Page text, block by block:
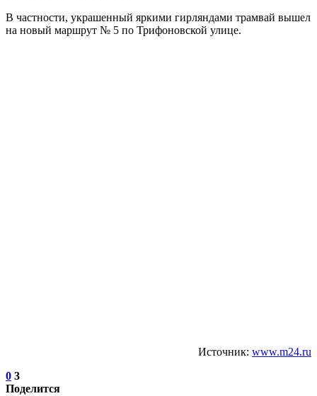
В частности, украшенный яркими гирляндами трамвай вышел
на новый маршрут № 5 по Трифоновской улице.
Источник: www.m24.ru
0 3
Поделится